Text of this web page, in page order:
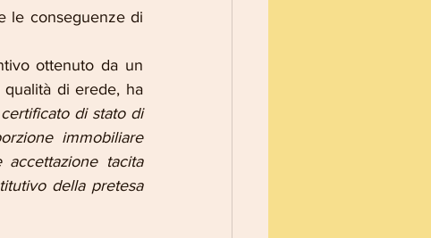
le conseguenze di
ottenuto da un
di erede, ha
di stato di
immobiliare
tacita
della pretesa